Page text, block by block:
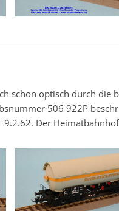
schon optisch durch die
506 922P
9.2.62. Der